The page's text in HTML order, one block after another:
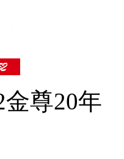
尊20年